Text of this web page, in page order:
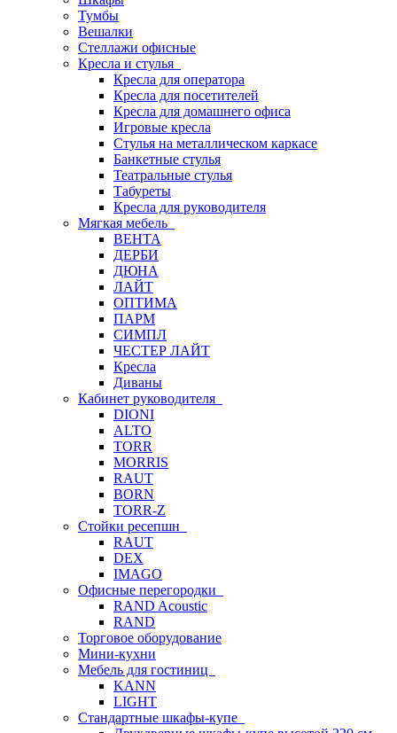
Тумбы
Вешалки
Стеллажи офисные
Кресла и стулья
Кресла для оператора
Кресла для посетителей
Кресла для домашнего офиса
Игровые кресла
Стулья на металлическом каркасе
Банкетные стулья
Театральные стулья
Табуреты
Кресла для руководителя
Мягкая мебель
ВЕНТА
ДЕРБИ
ДЮНА
ЛАЙТ
ОПТИМА
ПАРМ
СИМПЛ
ЧЕСТЕР ЛАЙТ
Кресла
Диваны
Кабинет руководителя
DIONI
ALTO
TORR
MORRIS
RAUT
BORN
TORR-Z
Стойки ресепшн
RAUT
DEX
IMAGO
Офисные перегородки
RAND Acoustic
RAND
Торговое оборудование
Мини-кухни
Мебель для гостиниц
KANN
LIGHT
Стандартные шкафы-купе